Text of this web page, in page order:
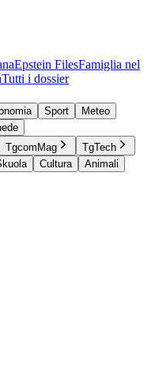
Epstein FilesFamiglia nel
Tutti i dossier
Sport
Meteo
TgcomMag
TgTech
Cultura
Animali